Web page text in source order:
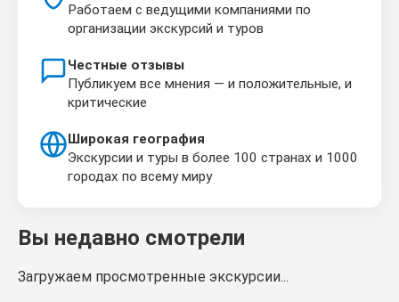
Работаем с ведущими компаниями по
организации экскурсий и туров
Честные отзывы
Публикуем все мнения — и положительные, и
критические
Широкая география
Экскурсии и туры в более 100 странах и 1000
городах по всему миру
Вы недавно смотрели
Загружаем просмотренные экскурсии...